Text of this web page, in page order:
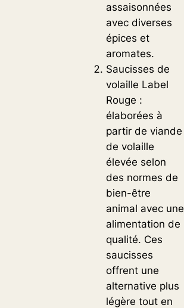
assaisonnées
avec diverses
épices et
aromates.
Saucisses de
volaille Label
Rouge :
élaborées à
partir de viande
de volaille
élevée selon
des normes de
bien-être
animal avec une
alimentation de
qualité. Ces
saucisses
offrent une
alternative plus
légère tout en